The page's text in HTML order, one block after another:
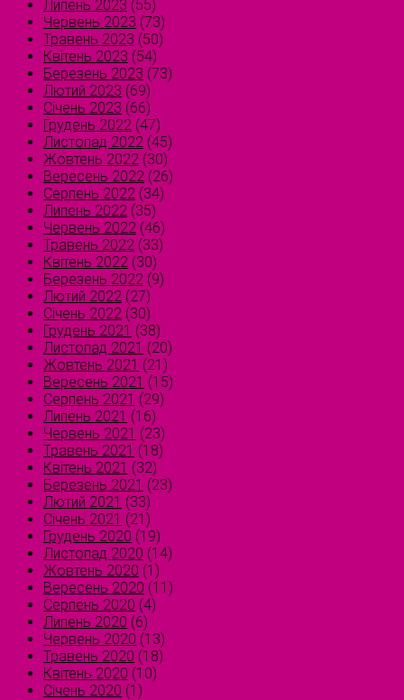
Липень 2023 (55)
Червень 2023 (73)
Травень 2023 (50)
Квітень 2023 (54)
Березень 2023 (73)
Лютий 2023 (69)
Січень 2023 (66)
Грудень 2022 (47)
Листопад 2022 (45)
Жовтень 2022 (30)
Вересень 2022 (26)
Серпень 2022 (34)
Липень 2022 (35)
Червень 2022 (46)
Травень 2022 (33)
Квітень 2022 (30)
Березень 2022 (9)
Лютий 2022 (27)
Січень 2022 (30)
Грудень 2021 (38)
Листопад 2021 (20)
Жовтень 2021 (21)
Вересень 2021 (15)
Серпень 2021 (29)
Липень 2021 (16)
Червень 2021 (23)
Травень 2021 (18)
Квітень 2021 (32)
Березень 2021 (23)
Лютий 2021 (33)
Січень 2021 (21)
Грудень 2020 (19)
Листопад 2020 (14)
Жовтень 2020 (1)
Вересень 2020 (11)
Серпень 2020 (4)
Липень 2020 (6)
Червень 2020 (13)
Травень 2020 (18)
Квітень 2020 (10)
Січень 2020 (1)